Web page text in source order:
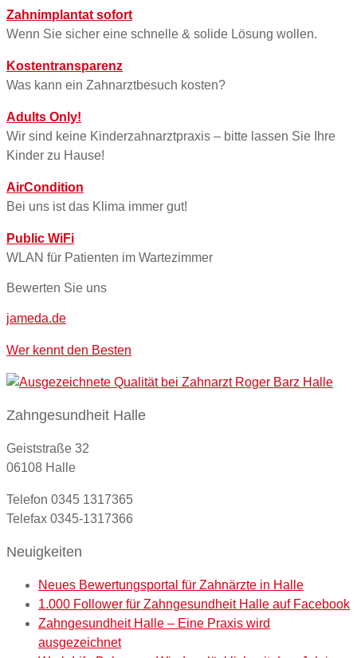
Zahnimplantat sofort
Wenn Sie sicher eine schnelle & solide Lösung wollen.
Kostentransparenz
Was kann ein Zahnarztbesuch kosten?
Adults Only!
Wir sind keine Kinderzahnarztpraxis – bitte lassen Sie Ihre
Kinder zu Hause!
AirCondition
Bei uns ist das Klima immer gut!
Public WiFi
WLAN für Patienten im Wartezimmer
Bewerten Sie uns
jameda.de
Wer kennt den Besten
Zahngesundheit Halle
Geiststraße 32
06108 Halle
Telefon 0345 1317365
Telefax 0345-1317366
Neuigkeiten
Neues Bewertungsportal für Zahnärzte in Halle
1.000 Follower für Zahngesundheit Halle auf Facebook
Zahngesundheit Halle – Eine Praxis wird
ausgezeichnet